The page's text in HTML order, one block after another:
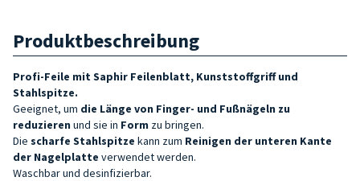
Produktbeschreibung
Profi-Feile mit Saphir Feilenblatt, Kunststoffgriff und
Stahlspitze.
Geeignet, um die Länge von Finger- und Fußnägeln zu
reduzieren und sie in Form zu bringen.
Die scharfe Stahlspitze kann zum Reinigen der unteren Kante
der Nagelplatte verwendet werden.
Waschbar und desinfizierbar.